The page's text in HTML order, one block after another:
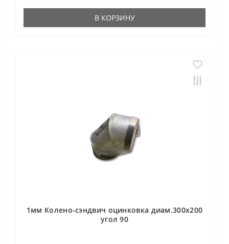
В КОРЗИНУ
1мм Колено-сэндвич оцинковка диам.300х200
угол 90